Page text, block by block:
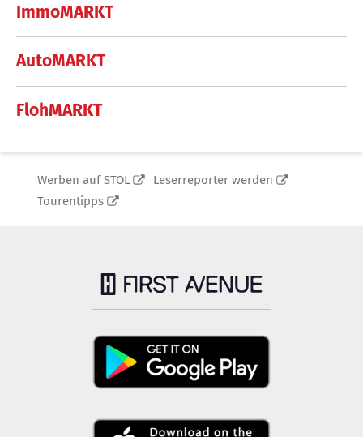
ImmoMARKT
AutoMARKT
FlohMARKT
Werben auf STOL
Leserreporter werden
Tourentipps